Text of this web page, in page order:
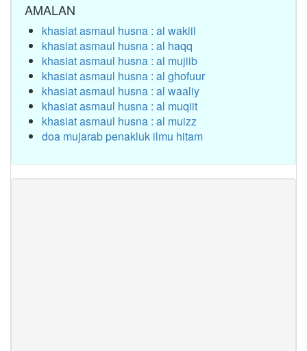
AMALAN
khasiat asmaul husna : al wakiil
khasiat asmaul husna : al haqq
khasiat asmaul husna : al mujiib
khasiat asmaul husna : al ghofuur
khasiat asmaul husna : al waaliy
khasiat asmaul husna : al muqiit
khasiat asmaul husna : al muizz
doa mujarab penakluk ilmu hitam